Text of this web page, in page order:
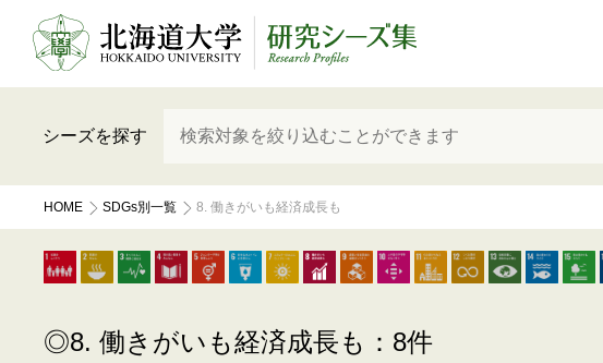
シーズを探す
HOME SDGs別一覧 8. 働きがいも経済成長も
8. 働きがいも経済成長も：8件